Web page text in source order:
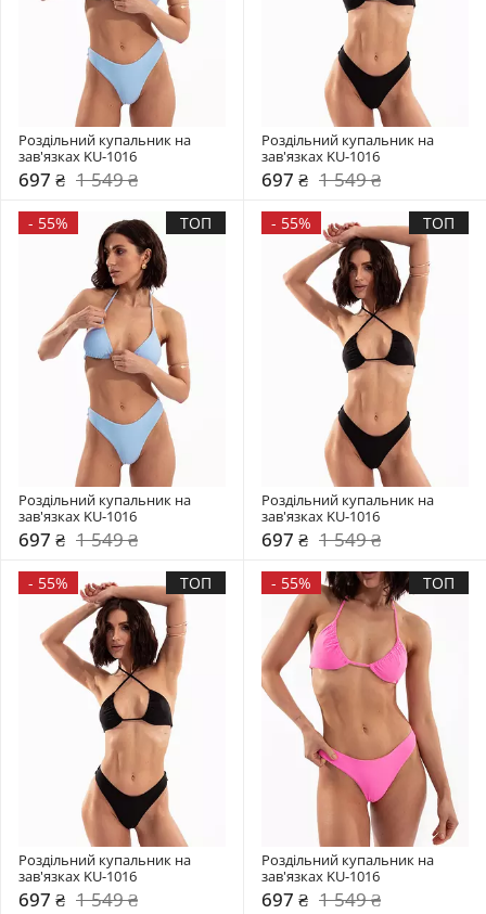
Роздільний купальник на
зав'язках KU-1016
697 ₴ 1 549 ₴
Роздільний купальник на
зав'язках KU-1016
697 ₴ 1 549 ₴
- 55% ТОП
Роздільний купальник на
зав'язках KU-1016
697 ₴ 1 549 ₴
- 55% ТОП
Роздільний купальник на
зав'язках KU-1016
697 ₴ 1 549 ₴
- 55% ТОП
Роздільний купальник на
зав'язках KU-1016
697 ₴ 1 549 ₴
- 55% ТОП
Роздільний купальник на
зав'язках KU-1016
697 ₴ 1 549 ₴